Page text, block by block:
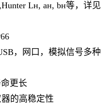
Lн, ан, bн等，详见
，网口，模拟信号多种
更长
的高稳定性